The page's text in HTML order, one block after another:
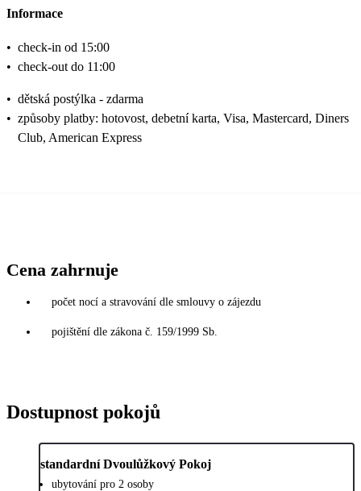
Informace
• check-in od 15:00
• check-out do 11:00
• dětská postýlka - zdarma
• způsoby platby: hotovost, debetní karta, Visa, Mastercard, Diners
Club, American Express
Cena zahrnuje
počet nocí a stravování dle smlouvy o zájezdu
pojištění dle zákona č. 159/1999 Sb.
Dostupnost pokojů
standardní Dvoulůžkový Pokoj
ubytování pro 2 osoby